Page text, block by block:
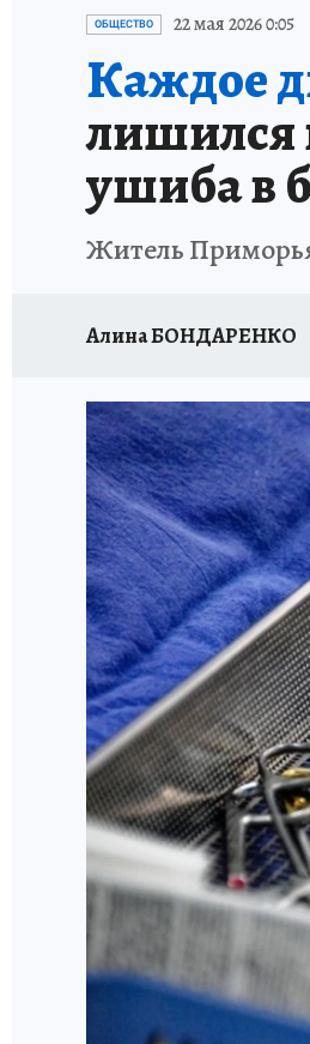
ДЕНЬ
АНТИРАК
ОБЩЕСТВО 22 мая 2026 0:05
Каждое
лишился
ушиба в
Житель
Алина БОНДАРЕНКО